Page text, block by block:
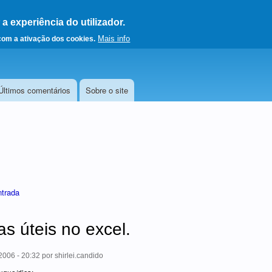
experiência do utilizador.
a ativação dos cookies. Mais info
página principal
comentários Sobre o site
úteis no excel.
- 20:32 por shirlei.candido